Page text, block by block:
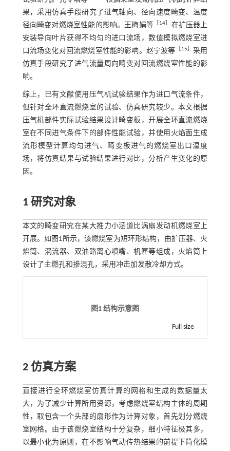
果，采用仿真手段研究了进气轴向、径向速度畸变、温度
径向畸变对燃烧室性能的影响。王梅娟等
14
在扩压器上
安装导向叶片获得不均匀的进口流场，数值模拟燃烧室进
口流场变化对回流燃烧室性能的影响。赵宁波等
15
采用
仿真手段研究了进气流量周向畸变对回流燃烧室性能的影
响。
综上，已有文献使用压气机试验结果作为进口气流条件，
但针对全环直流燃烧室的试验、仿真研究较少。本文根据
压气机部件实际试验结果设计畸变板，开展全环直流燃烧
室在不同进气条件下的部件性能试验，并使用火焰面生成
流形模型计算均匀进气、畸变板进气的燃烧室出口温度
场，将仿真结果与试验结果进行对比，分析产生变化的原
因。
1 研究对象
本文的畸变研究在某大推力小涵道比涡扇发动机燃烧室上
开展。如 图1所示，该燃烧室为短环形结构，由扩压器、火
焰筒、涡流器、双油路离心喷嘴、机匣等组成，火焰筒上
设计了主燃孔和掺混孔，采用冲击加发散冷却方式。
图1 结构示意图
Full size
2 仿真方案
直接进行全环燃烧室仿真计算的网格和生成的数据量太
大，为了减少计算所用资源，考虑燃烧室结构主体的周期
性，取包含一个头部的扇形作为计算对象，首先划分燃烧
室网格。由于该燃烧室结构十分复杂，细小特征极其多，
以最小化为原则，在不影响气动传热结果的前提下简化模